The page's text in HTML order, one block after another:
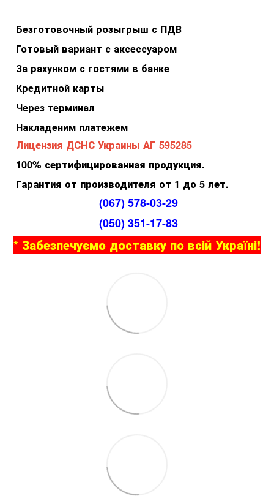
Безготовочный розыгрыш с ПДВ
Готовый вариант с аксессуаром
За рахунком с гостями в банке
Кредитной карты
Через терминал
Накладеним платежем
Лицензия ДСНС Украины АГ 595285
100% сертифицированная продукция.
Гарантия от производителя от 1 до 5 лет.
(067) 578-03-29
(050) 351-17-83
* Забезпечуємо доставку по всій Україні!